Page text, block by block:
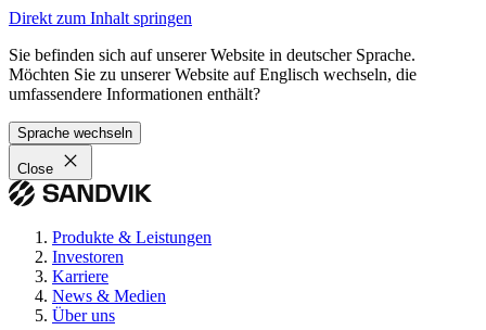
Direkt zum Inhalt springen
Sie befinden sich auf unserer Website in deutscher Sprache.
Möchten Sie zu unserer Website auf Englisch wechseln, die
umfassendere Informationen enthält?
Sprache wechseln
Close
Produkte & Leistungen
Investoren
Karriere
News & Medien
Über uns